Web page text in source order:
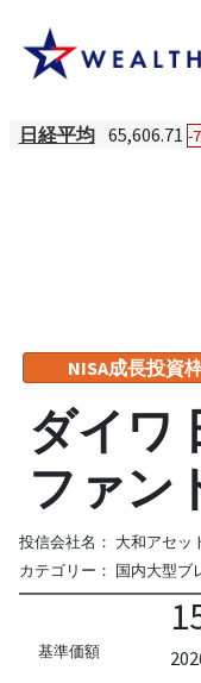
日経平均 65,606.71 -
NISA成長投資
ダイワ
ファン
投信会社名： 大和アセッ
カテゴリー： 国内大型ブ
基準価額